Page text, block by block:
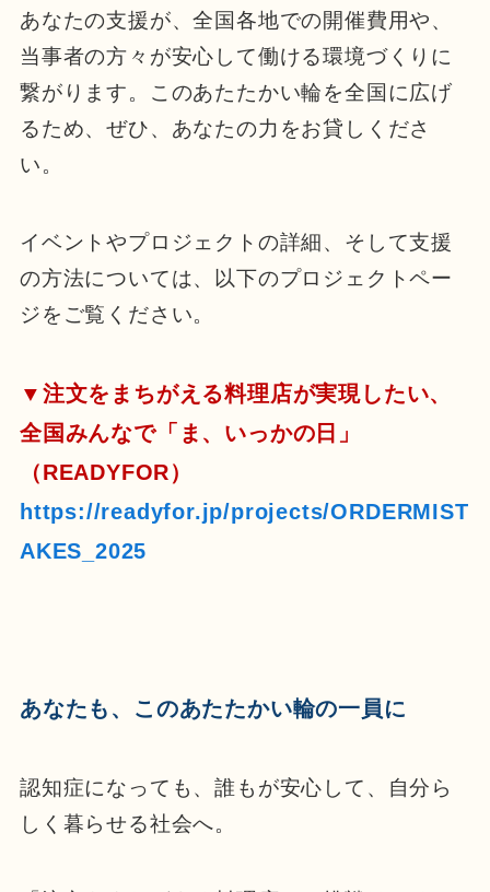
あなたの支援が、全国各地での開催費用や、
当事者の方々が安心して働ける環境づくりに
繋がります。このあたたかい輪を全国に広げ
るため、ぜひ、あなたの力をお貸しくださ
い。
イベントやプロジェクトの詳細、そして支援
の方法については、以下のプロジェクトペー
ジをご覧ください。
▼注文をまちがえる料理店が実現したい、
全国みんなで「ま、いっかの日」
（READYFOR）
https://readyfor.jp/projects/ORDERMIST
AKES_2025
あなたも、このあたたかい輪の一員に
認知症になっても、誰もが安心して、自分ら
しく暮らせる社会へ。